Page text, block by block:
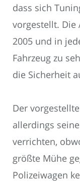
dass sich
vorgestellt. Die
2005 und in
Fahrzeug zu
die Sicherheit
Der
allerdings
verrichten,
größte Mühe
Polizeiwagen